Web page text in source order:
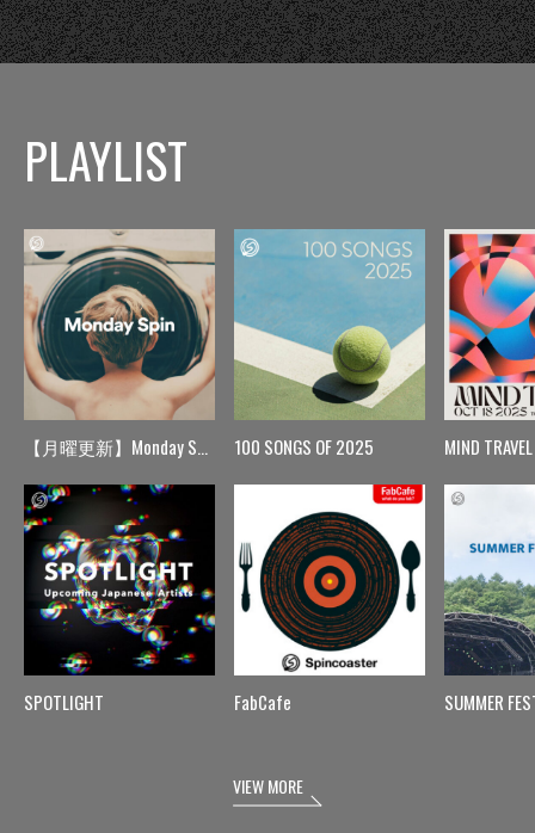
PLAYLIST
【月曜更新】Monday Spin
SPOTLIGHT
100 SONGS OF 2025
FabCafe
MIND TRAVEL
SUMMER
VIEW MORE